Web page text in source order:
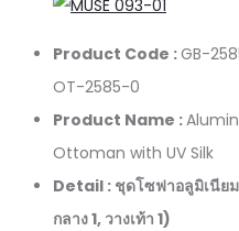
Product Code :GB-
OT-2585-0
Product Name :
Ottoman with UV Silk
Detail : ชุดโซฟาอลูมิเนีย
กลาง 1, วางเท้า 1)